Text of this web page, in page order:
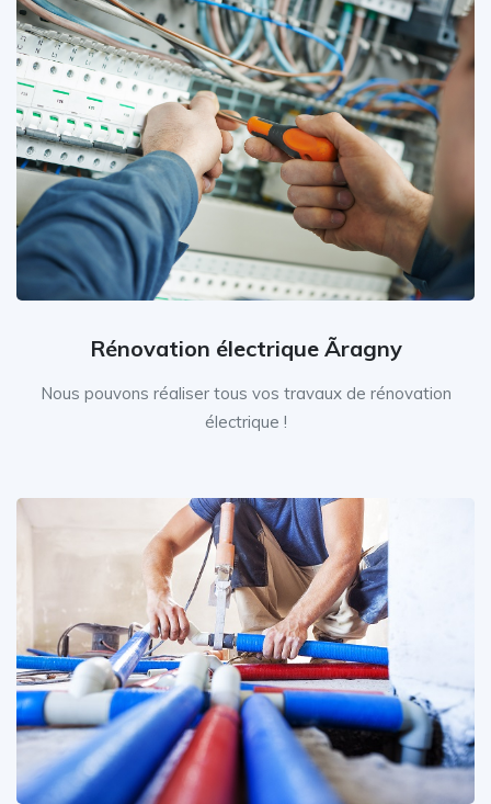
Rénovation électrique Ãragny
Nous pouvons réaliser tous vos travaux de rénovation
électrique !